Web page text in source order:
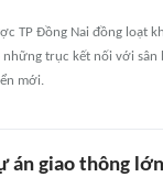
TP Đồng Nai đồng loạt
trục kết nối với sân
mới.
án giao thông